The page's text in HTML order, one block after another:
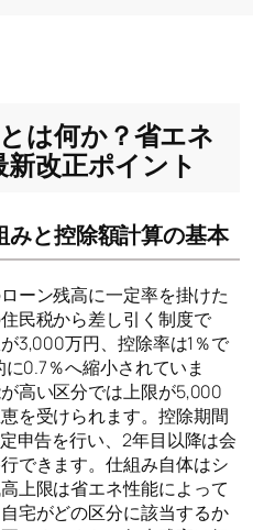
は何か？省エネ
改正ポイント
と控除額計算の基本
ーン残高に一定率を掛けた
民税から差し引く制度で
3,000万円、控除率は1％で
0.7％へ縮小されていま
高い区分では上限が5,000
を受けられます。控除期間
申告を行い、2年目以降は会
できます。仕組み自体はシ
上限は省エネ性能によって
宅がどの区分に該当するか